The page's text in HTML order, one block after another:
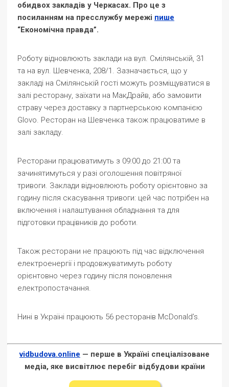
обидвох закладів у Черкасах. Про це з
посиланням на пресслужбу мережі пише
“Економічна правда”.
Роботу відновлюють заклади на вул. Смілянській, 31
та на вул. Шевченка, 208/1. Зазначається, що у
закладі на Смілянській гості можуть розміщуватися в
залі ресторану, заїхати на МакДрайв, або замовити
страву через доставку з партнерською компанією
Glovo. Ресторан на Шевченка також працюватиме в
залі закладу.
Ресторани працюватимуть з 09:00 до 21:00 та
зачинятимуться у разі оголошення повітряної
тривоги. Заклади відновлюють роботу орієнтовно за
годину після скасування тривоги: цей час потрібен на
включення і налаштування обладнання та для
підготовки працівників до роботи.
Також ресторани не працюють під час відключення
електроенергії і продовжуватимуть роботу
орієнтовно через годину після поновлення
електропостачання.
Нині в Україні працюють 56 ресторанів McDonald’s.
vidbudova.online — перше в Україні спеціалізоване
медіа, яке висвітлює перебіг відбудови країни